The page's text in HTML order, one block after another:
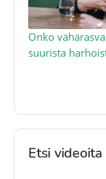
Onko
suurista
Etsi videoita